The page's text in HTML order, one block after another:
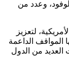
وعدد من
لتعزيز
المواقف الداعمة
العديد من الدول